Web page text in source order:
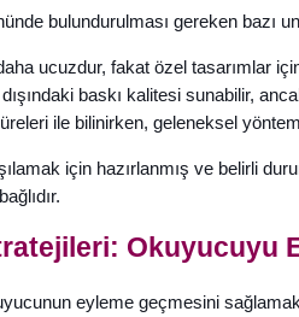
bulundurulması gereken bazı
ucuzdur, fakat özel tasarımlar
baskı kalitesi sunabilir,
ile bilinirken, geleneksel
için hazırlanmış ve belirli
Okuyucuyu
eyleme geçmesini